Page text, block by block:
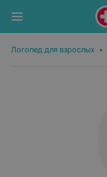
Логопед для взрослых •